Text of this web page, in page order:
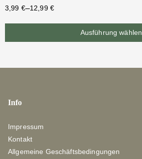
3,99 €–12,99 €
Ausführung wählen
Info
Impressum
Kontakt
Allgemeine Geschäftsbedingungen